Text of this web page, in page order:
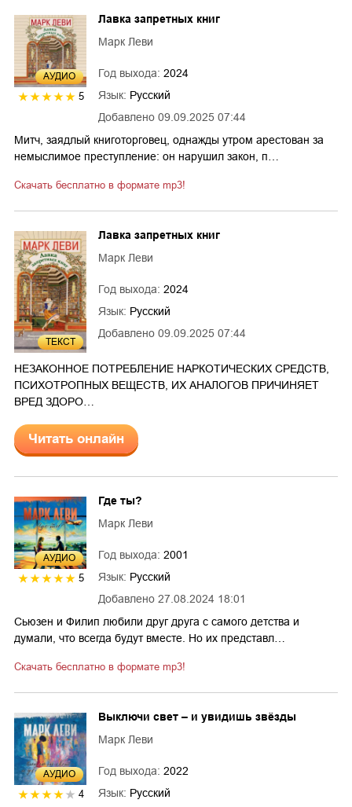
AУДИО
5
Добавлено 09.09.2025 07:44
Лавка запретных книг
Марк Леви
Год выхода: 2024
Язык: Русский
Митч, заядлый книготорговец, однажды утром арестован за
немыслимое преступление: он нарушил закон, п…
Скачать бесплатно в формате mp3!
ТЕКСТ 3
Добавлено 09.09.2025 07:44
Лавка запретных книг
Марк Леви
Год выхода: 2024
Язык: Русский
НЕЗАКОННОЕ ПОТРЕБЛЕНИЕ НАРКОТИЧЕСКИХ СРЕДСТВ,
ПСИХОТРОПНЫХ ВЕЩЕСТВ, ИХ АНАЛОГОВ ПРИЧИНЯЕТ
ВРЕД ЗДОРО…
Читать онлайн
AУДИО
5
Добавлено 27.08.2024 18:01
Где ты?
Марк Леви
Год выхода: 2001
Язык: Русский
Сьюзен и Филип любили друг друга с самого детства и
думали, что всегда будут вместе. Но их представл…
Скачать бесплатно в формате mp3!
AУДИО
4
Выключи свет – и увидишь звёзды
Марк Леви
Год выхода: 2022
Язык: Русский